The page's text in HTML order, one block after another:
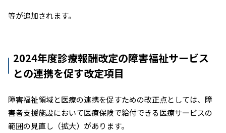
等が追加されます。
2024年度診療報酬改定の障害福祉サービス
との連携を促す改定項目
障害福祉領域と医療の連携を促すための改正点としては、障
害者支援施設において医療保険で給付できる医療サービスの
範囲の見直し（拡大）があります。